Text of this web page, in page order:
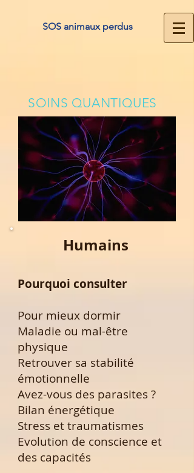
SOS animaux perdus
SOINS QUANTIQUES
Humains
Pourquoi consulter
Pour mieux dormir
Maladie ou mal-être
physique
Retrouver sa stabilité
émotionnelle
Avez-vous des parasites ?
Bilan énergétique
Stress et traumatismes
Evolution de conscience et
des capacités